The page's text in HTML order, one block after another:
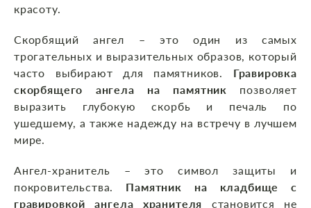
красоту.
Скорбящий ангел – это один из самых
трогательных и выразительных образов, который
часто выбирают для памятников. Гравировка
скорбящего ангела на памятник
позволяет
выразить глубокую скорбь и печаль по
ушедшему, а также надежду на встречу в лучшем
мире.
Ангел-хранитель – это символ защиты и
покровительства. Памятник на кладбище с
гравировкой ангела хранителя становится не